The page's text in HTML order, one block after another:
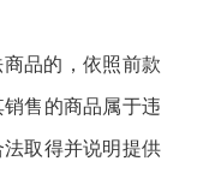
品的 ，依照前款
售的商品属于违
取得并说明提供